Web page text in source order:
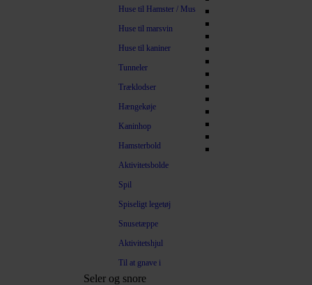
Huse til Hamster / Mus
Huse til marsvin
Huse til kaniner
Tunneler
Træklodser
Hængekøje
Kaninhop
Hamsterbold
Aktivitetsbolde
Spil
Spiseligt legetøj
Snusetæppe
Aktivitetshjul
Til at gnave i
Seler og snore